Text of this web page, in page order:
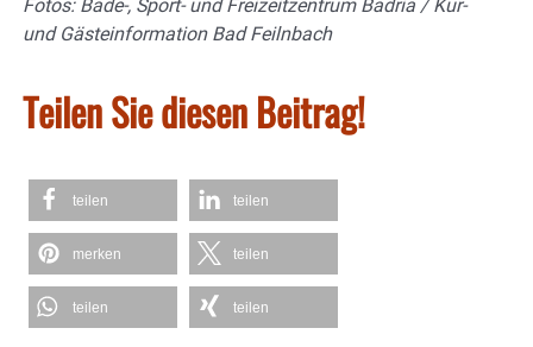
Fotos: Bade-, Sport- und Freizeitzentrum Badria / Kur-
und Gästeinformation Bad Feilnbach
Teilen Sie diesen Beitrag!
teilen teilen
merken teilen
teilen teilen